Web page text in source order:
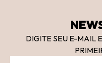
DIGITE SEU E-MAIL